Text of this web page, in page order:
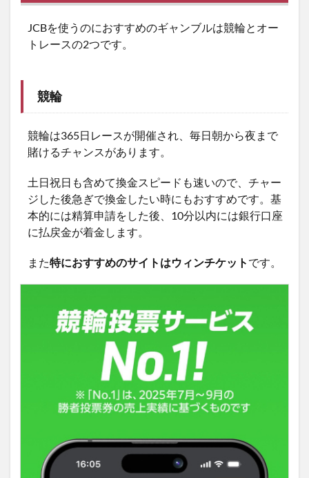
JCBを使うのにおすすめのギャンブルは競輪とオー
トレースの2つです。
競輪
競輪は365日レースが開催され、毎日朝から夜まで
賭けるチャンスがあります。
土日祝日も含めて換金スピードも速いので、チャー
ジした後急ぎで換金したい時にもおすすめです。基
本的には精算申請をした後、10分以内には銀行口座
に払戻金が着金します。
また特におすすめのサイトはウィンチケット です。